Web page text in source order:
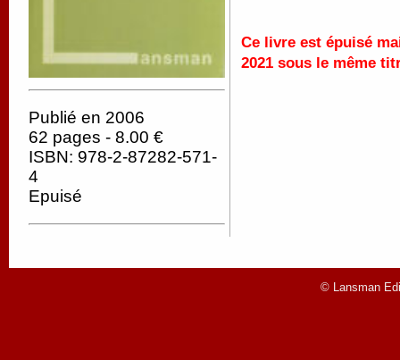
Publié en 2006
62 pages - 8.00 €
ISBN: 978-2-87282-571-
4
Epuisé
Ce livre est épuisé
2021 sous le même
© Lansman